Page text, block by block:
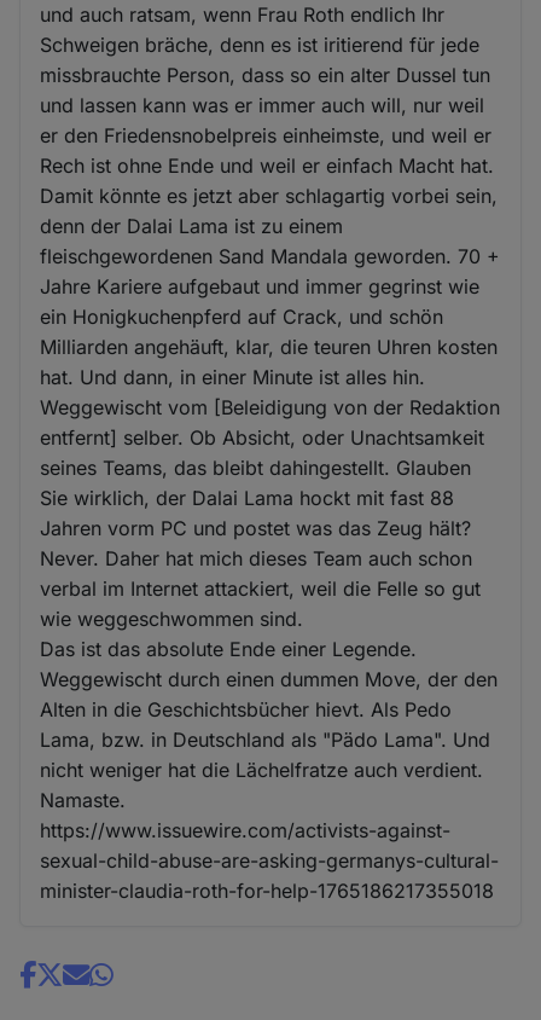
und auch ratsam, wenn Frau Roth endlich Ihr
Schweigen bräche, denn es ist iritierend für jede
missbrauchte Person, dass so ein alter Dussel tun
und lassen kann was er immer auch will, nur weil
er den Friedensnobelpreis einheimste, und weil er
Rech ist ohne Ende und weil er einfach Macht hat.
Damit könnte es jetzt aber schlagartig vorbei sein,
denn der Dalai Lama ist zu einem
fleischgewordenen Sand Mandala geworden. 70 +
Jahre Kariere aufgebaut und immer gegrinst wie
ein Honigkuchenpferd auf Crack, und schön
Milliarden angehäuft, klar, die teuren Uhren kosten
hat. Und dann, in einer Minute ist alles hin.
Weggewischt vom [Beleidigung von der Redaktion
entfernt] selber. Ob Absicht, oder Unachtsamkeit
seines Teams, das bleibt dahingestellt. Glauben
Sie wirklich, der Dalai Lama hockt mit fast 88
Jahren vorm PC und postet was das Zeug hält?
Never. Daher hat mich dieses Team auch schon
verbal im Internet attackiert, weil die Felle so gut
wie weggeschwommen sind.
Das ist das absolute Ende einer Legende.
Weggewischt durch einen dummen Move, der den
Alten in die Geschichtsbücher hievt. Als Pedo
Lama, bzw. in Deutschland als "Pädo Lama". Und
nicht weniger hat die Lächelfratze auch verdient.
Namaste.
https://www.issuewire.com/activists-against-
sexual-child-abuse-are-asking-germanys-cultural-
minister-claudia-roth-for-help-1765186217355018
Share